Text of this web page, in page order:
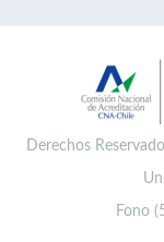
Derechos
Fono